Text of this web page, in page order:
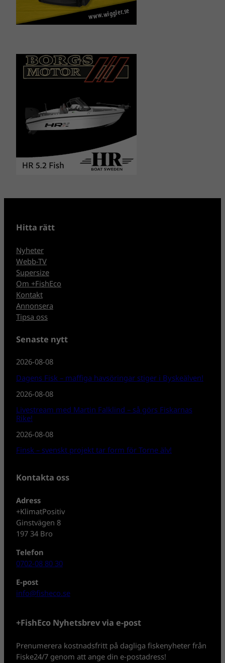
Hitta rätt
Nyheter
Webb-TV
Supersize
Om +FishEco
Kontakt
Annonsera
Tipsa oss
Senaste nytt
2026-08-08
Dagens Fisk – maffiga havsöringar stiger i Byskeälven!
2026-08-08
Livestream med Martin Falklind – så görs Fiskarnas
Rike!
2026-08-08
Finsk – svenskt projekt tar form för Torne älv!
Kontakta oss
Adress
+KlimatPositiv
Ginstvägen 8
197 34 Bro
Telefon
0702-08 80 30
E-post
info@fisheco.se
+FishEco Nyhetsbrev via e-post
Prenumerera kostnadsfritt på dagliga fiskenyheter från
Fiske24/7 genom att ange din e-postadress!